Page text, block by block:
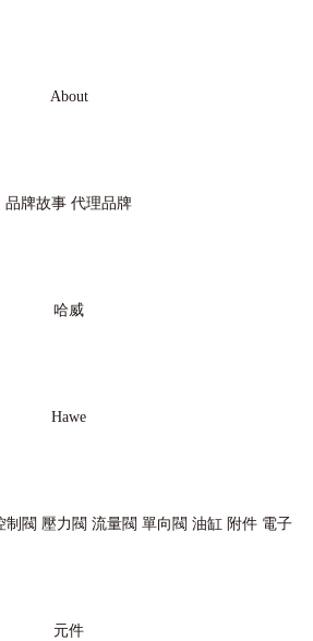
About
品牌故事 代理品牌
哈威
Hawe
制閥 壓力閥 流量閥 單向閥 油缸 附件 電子
元件